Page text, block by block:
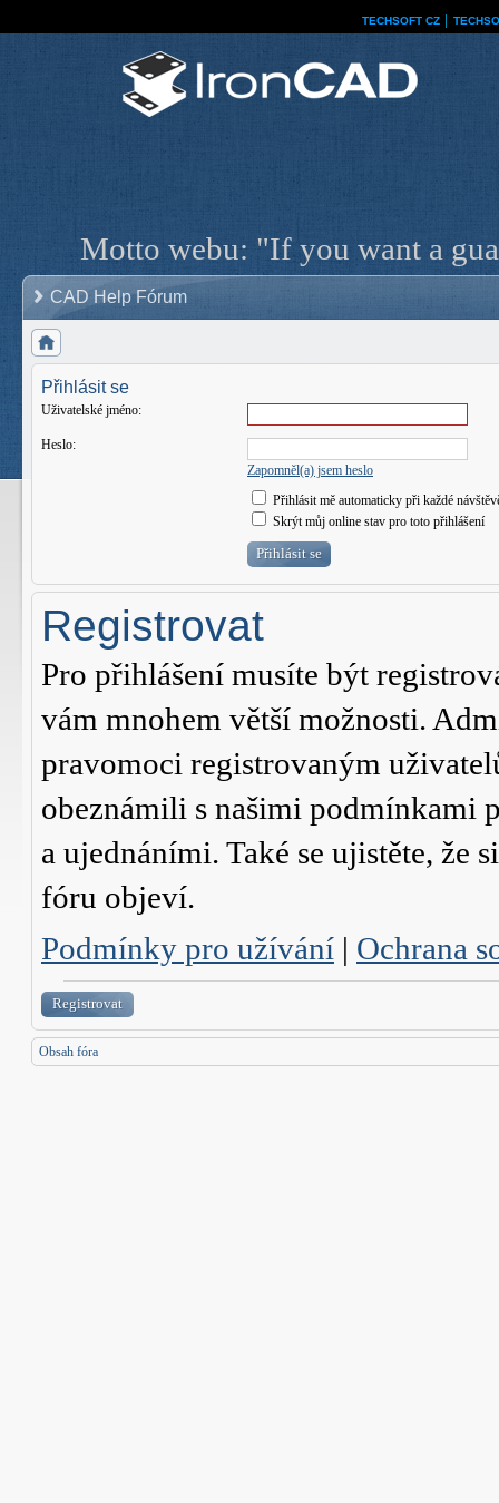
TECHSOFT CZ
Motto webu: "If you want a
CAD Help Fórum
Přihlásit se
Uživatelské jméno:
Heslo:
Zapomněl(a) jsem heslo
Přihlásit mě automaticky při každé
Skrýt můj online stav pro toto přihlášení
Registrovat
Pro přihlášení musíte být
vám mnohem větší možnosti.
pravomoci registrovaným
obeznámili s našimi podmínkami
a ujednáními. Také se ujistěte, že
fóru objeví.
Podmínky pro užívání | Ochrana
Registrovat
Obsah fóra